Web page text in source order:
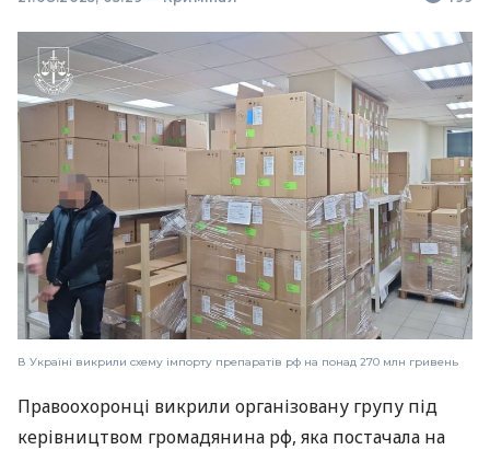
В Україні викрили схему імпорту препаратів рф на понад 270 млн гривень
Правоохоронці викрили організовану групу під
керівництвом громадянина рф, яка постачала на